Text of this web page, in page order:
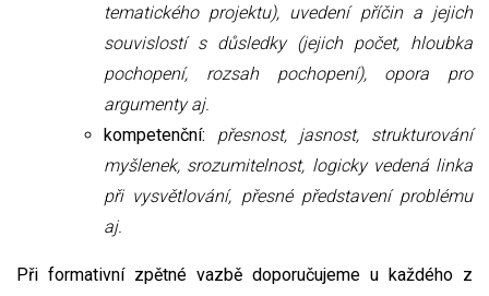
tematického projektu), uvedení příčin a jejich
souvislostí s důsledky (jejich počet, hloubka
pochopení, rozsah pochopení), opora pro
argumenty aj.
kompetenční:
přesnost, jasnost, strukturování
myšlenek, srozumitelnost, logicky vedená linka
při vysvětlování, přesné představení problému
aj.
Při formativní zpětné vazbě doporučujeme u každého z